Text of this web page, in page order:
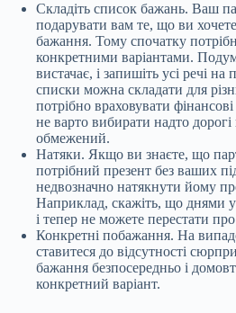
Складіть список бажань. Ваш
подарувати вам те, що ви
бажання. Тому спочатку
конкретними варіантами.
вистачає, і запишіть усі речі на
списки можна складати для
потрібно враховувати
не варто вибирати надто
обмежений.
Натяки. Якщо ви знаєте, що
потрібний презент без ваших
недвозначно натякнути йому
Наприклад, скажіть, що днями у
і тепер не можете перестати
Конкретні побажання. На
ставитеся до відсутності
бажання безпосередньо і
конкретний варіант.